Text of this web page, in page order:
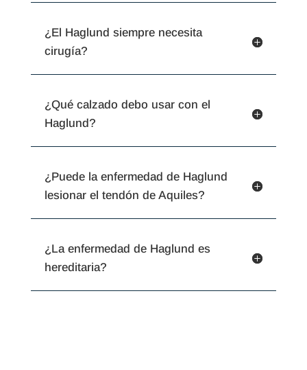
¿El Haglund siempre necesita
cirugía?
¿Qué calzado debo usar con el
Haglund?
¿Puede la enfermedad de Haglund
lesionar el tendón de Aquiles?
¿La enfermedad de Haglund es
hereditaria?